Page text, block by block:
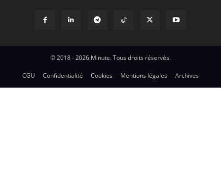
© 2018 - 2026 Minute. Tous droits réservés.
CGU Confidentialité Cookies Mentions légales Archives